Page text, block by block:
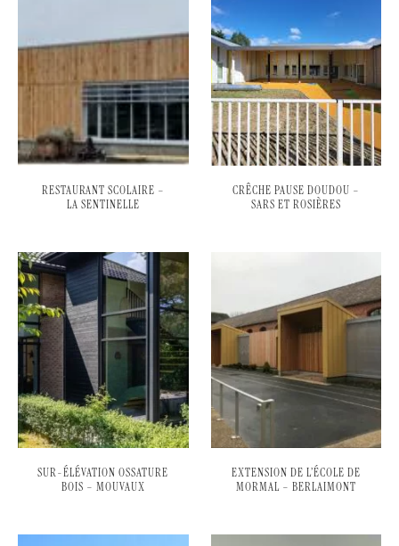
RESTAURANT SCOLAIRE –
LA SENTINELLE
CRÊCHE PAUSE DOUDOU –
SARS ET ROSIÈRES
SUR-ÉLÉVATION OSSATURE
BOIS – MOUVAUX
EXTENSION DE L’ÉCOLE DE
MORMAL – BERLAIMONT